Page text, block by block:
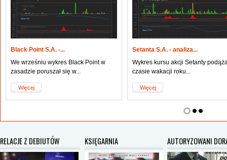
Black Point S.A. -...
We wrześniu wykres Black Point w
zasadzie poruszał się w...
Więcej
Setanta S.A. - analiza...
Wykres kursu akcji Setanty
czasie wakacji roku...
Więcej
RELACJE Z DEBIUTÓW KSIĘGARNIA AUTORYZOWANI